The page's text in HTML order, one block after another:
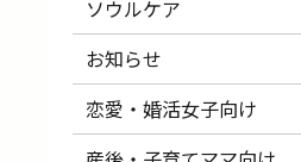
ソウルケア
お知らせ
恋愛・婚活女子向け